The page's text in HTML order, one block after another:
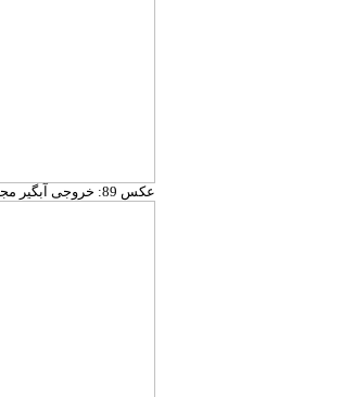
عکس 89: خروجی آبگیر مجرای لوله ای در یک کناره رودخانه در